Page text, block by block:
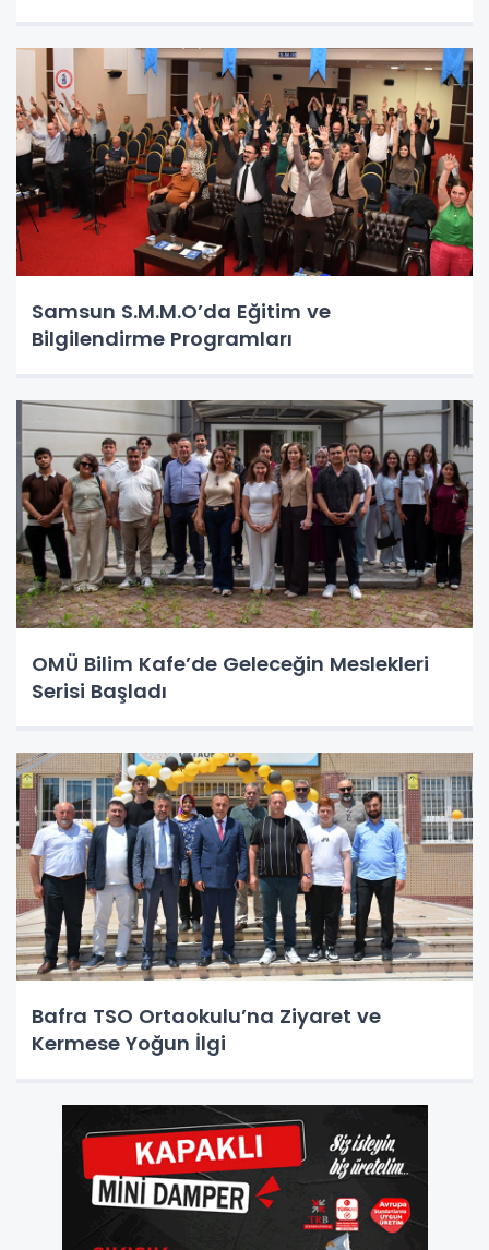
Samsun S.M.M.O’da Eğitim ve
Bilgilendirme Programları
OMÜ Bilim Kafe’de Geleceğin Meslekleri
Serisi Başladı
Bafra TSO Ortaokulu’na Ziyaret ve
Kermese Yoğun İlgi